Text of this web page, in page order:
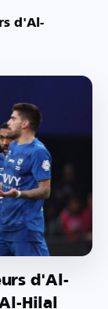
d'Al-
d'Al-
Hilal